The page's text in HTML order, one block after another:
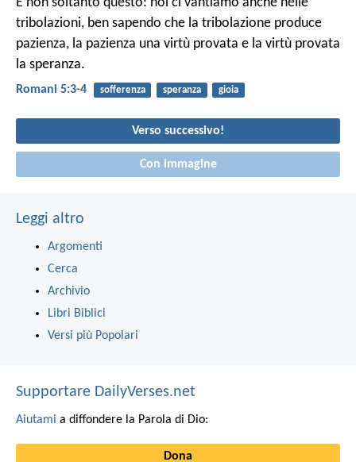
tribolazioni, ben sapendo che la tribolazione produce
pazienza, la pazienza una virtù provata e la virtù provata
la speranza.
Romani 5:3-4 sofferenza speranza gioia
Verso successivo!
Con immagine
Leggi altro
Argomenti
Cerca
Archivio
Libri Biblici
Versi più Popolari
Supportare DailyVerses.net
Aiutami a diffondere la Parola di Dio:
Dona